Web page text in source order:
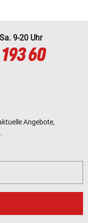
9-20 Uhr
60
Angebote,